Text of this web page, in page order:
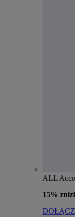
ALL
15%